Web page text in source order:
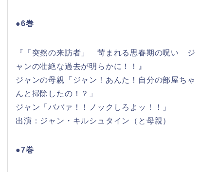
●6巻
『「突然の来訪者」 苛まれる思春期の呪い ジ
ャンの壮絶な過去が明らかに！！』
ジャンの母親「ジャン！あんた！自分の部屋ちゃ
んと掃除したの！？」
ジャン「ババァ！！ノックしろよッ！！」
出演：ジャン・キルシュタイン（と母親）
●7巻